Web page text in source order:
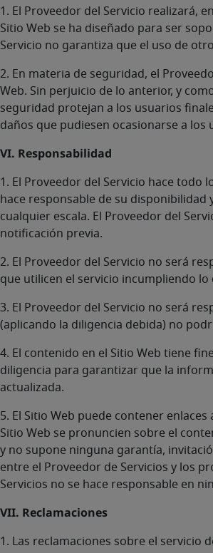
1. El Proveedor del Servicio realizará,
Sitio Web se ha diseñado para ser
Servicio no garantiza que el uso de
2. En materia de seguridad, el
Web. Sin perjuicio de lo anterior, y
seguridad protejan a los usuarios
daños que pudiesen ocasionarse a los
VI. Responsabilidad
1. El Proveedor del Servicio hace
hace responsable de su
cualquier escala. El Proveedor del
notificación previa.
2. El Proveedor del Servicio no será
que utilicen el servicio incumpliendo
3. El Proveedor del Servicio no será
(aplicando la diligencia debida) no
4. El contenido en el Sitio Web tiene
diligencia para garantizar que la
actualizada.
5. El Sitio Web puede contener
Sitio Web se pronuncien sobre el
y no supone ninguna garantía,
entre el Proveedor de Servicios y los
Servicios no se hace responsable en
VII. Reclamaciones
1. Las reclamaciones sobre el servicio